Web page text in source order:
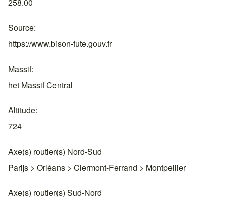
Source
https://www.bison-fute.gouv.fr
Massif
het Massif Central
Altitude
724
Axe(s) routier(s) Nord-Sud
Parijs > Orléans > Clermont-Ferrand > Montpellier
Axe(s) routier(s) Sud-Nord